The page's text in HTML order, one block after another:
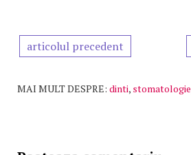
articolul precedent
MAI MULT DESPRE: dinti, stomatologie